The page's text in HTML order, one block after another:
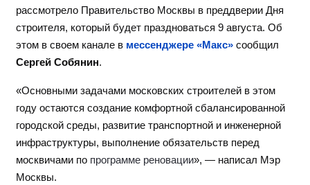
рассмотрело Правительство Москвы в преддверии Дня
строителя, который будет праздноваться 9 августа. Об
этом в своем канале в мессенджере «Макс» сообщил
Сергей Собянин.
«Основными задачами московских строителей в этом
году остаются создание комфортной сбалансированной
городской среды, развитие транспортной и инженерной
инфраструктуры, выполнение обязательств перед
москвичами по программе реновации», — написал Мэр
Москвы.